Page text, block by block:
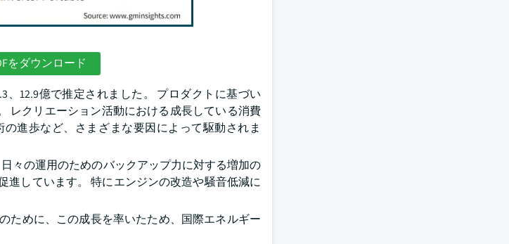
をダウンロード
、12.9億で推定されました。 プロダクトに基づい
レクリエーション活動における成長している消費
進歩など、さまざまな要因によって駆動されま
々の運用のためのバックアップ力に対する増加の
進しています。 特にエンジンの改造や騒音低減に
ために、この成長を率いたため、国際エネルギー